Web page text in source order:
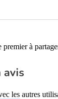
premier à
avis
les autres